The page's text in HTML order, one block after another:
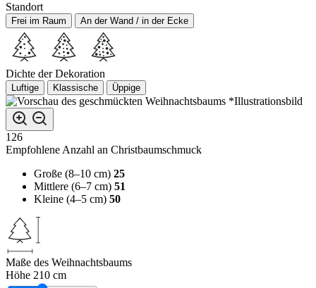
Standort
Frei im Raum An der Wand / in der Ecke
Dichte der Dekoration
Luftige Klassische Üppige
*Illustrationsbild
126
Empfohlene Anzahl an Christbaumschmuck
Große (8–10 cm) 25
Mittlere (6–7 cm) 51
Kleine (4–5 cm) 50
Maße des Weihnachtsbaums
Höhe 210 cm